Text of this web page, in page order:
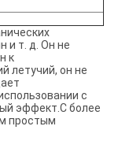
и т. д. Он не
к
летучий, он не
с
эффект.С более
простым